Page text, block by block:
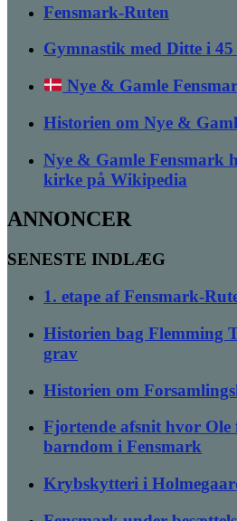
Fensmark-Ruten
Gymnastik med Ditte i
Nye & Gamle
Historien om Nye &
Nye & Gamle Fensmark
kirke på Wikipedia
ANNONCER
SENESTE INDLÆG
1. etape af Fensmark-
Historien bag Flemming
grav
Historien om
Fjortende afsnit hvor
barndom i Fensmark
Krybskytteri i